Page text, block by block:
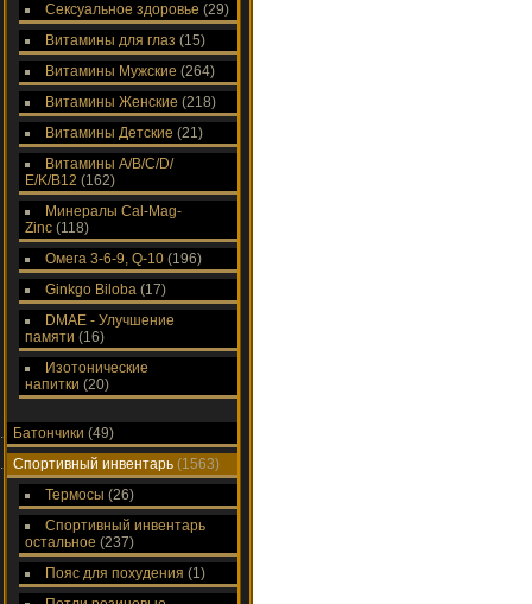
Сексуальное здоровье (29)
Витамины для глаз (15)
Витамины Мужские (264)
Витамины Женские (218)
Витамины Детские (21)
Витамины A/В/С/D/
Е/K/B12 (162)
Минералы Cal-Mag-
Zinc (118)
Омега 3-6-9, Q-10 (196)
Ginkgo Biloba (17)
DMAE - Улучшение
памяти (16)
Изотонические
напитки (20)
Батончики (49)
Спортивный инвентарь (1563)
Термосы (26)
Спортивный инвентарь
остальное (237)
Пояс для похудения (1)